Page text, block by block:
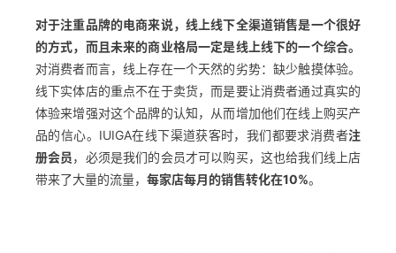
对于注重品牌的电商来说，线上线下全渠道销售是一个很好
的方式，而且未来的商业格局一定是线上线下的一个综合。
对消费者而言，线上存在一个天然的劣势：缺少触摸体验。
线下实体店的重点不在于卖货，而是要让消费者通过真实的
体验来增强对这个品牌的认知，从而增加他们在线上购买产
品的信心。IUIGA在线下渠道获客时，我们都要求消费者注
册会员，必须是我们的会员才可以购买，这也给我们线上店
带来了大量的流量， 每家店每月的销售转化在10%。